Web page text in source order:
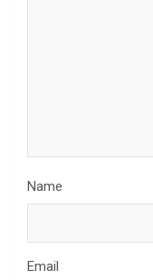
Name
Email